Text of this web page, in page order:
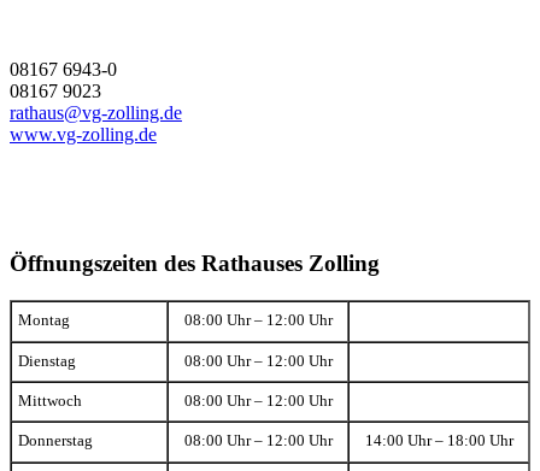
08167 6943-0
08167 9023
rathaus@vg-zolling.de
www.vg-zolling.de
Öffnungszeiten des Rathauses Zolling
Montag 08:00 Uhr – 12:00 Uhr
Dienstag 08:00 Uhr – 12:00 Uhr
Mittwoch 08:00 Uhr – 12:00 Uhr
Donnerstag 08:00 Uhr – 12:00 Uhr 14:00 Uhr – 18:00 Uhr